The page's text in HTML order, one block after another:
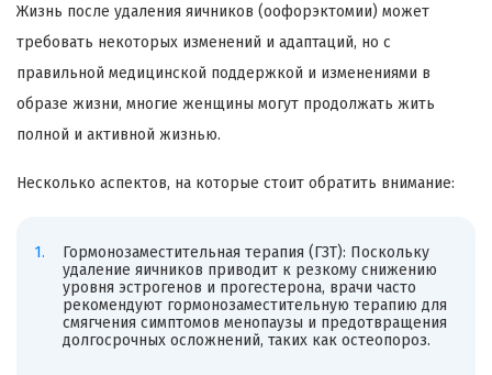
Жизнь после удаления яичников (оофорэктомии) может
требовать некоторых изменений и адаптаций, но с
правильной медицинской поддержкой и изменениями в
образе жизни, многие женщины могут продолжать жить
полной и активной жизнью.
Несколько аспектов, на которые стоит обратить внимание:
Гормонозаместительная терапия (ГЗТ): Поскольку
удаление яичников приводит к резкому снижению
уровня эстрогенов и прогестерона, врачи часто
рекомендуют гормонозаместительную терапию для
смягчения симптомов менопаузы и предотвращения
долгосрочных осложнений, таких как остеопороз.